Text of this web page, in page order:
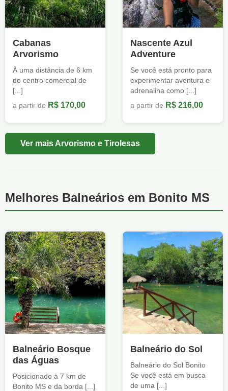
Cabanas
Arvorismo
À uma distância de 6 km
do centro comercial de
[...]
a partir de R$ 170,00
Nascente Azul
Adventure
Se você está pronto para
experimentar aventura e
adrenalina como [...]
a partir de R$ 216,00
Ver mais Arvorismo e Tirolesas
Melhores Balneários em Bonito MS
Balneário Bosque
das Águas
Posicionado à 7 km de
Bonito MS e da borda [...]
Balneário do Sol
Balneário do Sol Bonito
Se você está em busca
de uma [...]